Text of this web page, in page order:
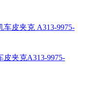
皮夹克A313-9975-